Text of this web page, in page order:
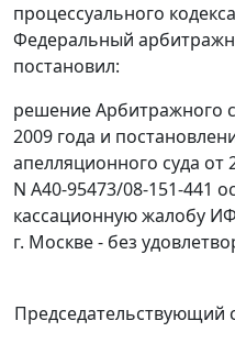
процессуального
Федеральный
постановил:
решение Арбитражного
2009 года и
апелляционного суда от
N А40-95473/08-151-441
кассационную жалобу
г. Москве - без
Председательствующий